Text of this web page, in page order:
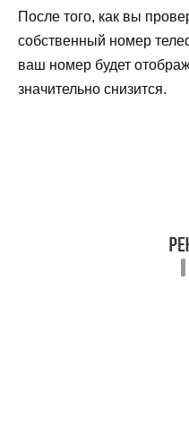
После того, как вы
собственный номер
ваш номер будет
значительно снизится.